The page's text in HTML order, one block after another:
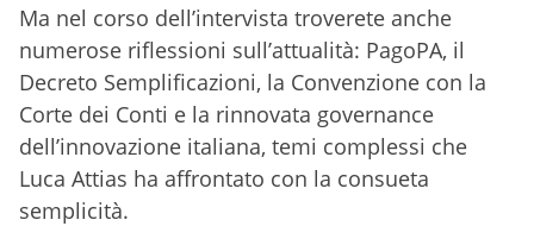
Ma nel corso dell’intervista troverete anche
numerose riflessioni sull’attualità: PagoPA, il
Decreto Semplificazioni, la Convenzione con la
Corte dei Conti e la rinnovata governance
dell’innovazione italiana, temi complessi che
Luca Attias ha affrontato con la consueta
semplicità.